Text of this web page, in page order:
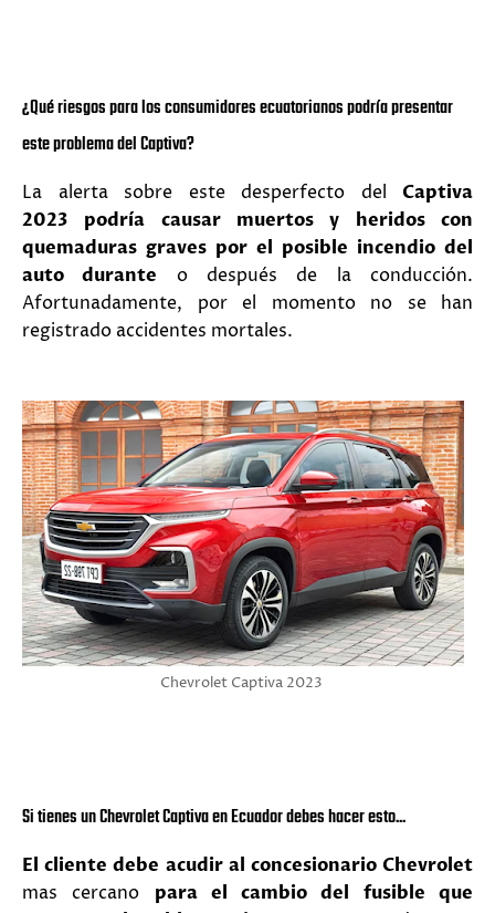
¿Qué riesgos para los consumidores ecuatorianos podría presentar
este problema del Captiva?
La alerta sobre este desperfecto del Captiva
2023
podría causar muertos y heridos con
quemaduras graves por el posible incendio del
auto durante o después de la conducción.
Afortunadamente, por el momento no se han
registrado accidentes mortales.
Chevrolet Captiva 2023
Si tienes un Chevrolet Captiva en Ecuador debes hacer esto...
El cliente debe acudir al concesionario Chevrolet
mas cercano para el cambio del fusible que